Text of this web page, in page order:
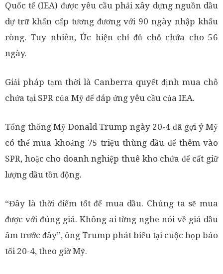
Quốc tế (IEA) được yêu cầu phải xây dựng nguồn dầu
dự trữ khẩn cấp tương đương với 90 ngày nhập khẩu
ròng. Tuy nhiên, Úc hiện chỉ đủ chỗ chứa cho 56
ngày.
Giải pháp tạm thời là Canberra quyết định mua chỗ
chứa tại SPR của Mỹ để đáp ứng yêu cầu của IEA.
Tổng thống Mỹ Donald Trump ngày 20-4 đã gợi ý Mỹ
có thể mua khoảng 75 triệu thùng dầu để thêm vào
SPR, hoặc cho doanh nghiệp thuê kho chứa để cất giữ
lượng dầu tồn động.
“Đây là thời điểm tốt để mua dầu. Chúng ta sẽ mua
được với đúng giá. Không ai từng nghe nói về giá dầu
âm trước đây”, ông Trump phát biểu tại cuộc họp báo
tối 20-4, theo giờ Mỹ.